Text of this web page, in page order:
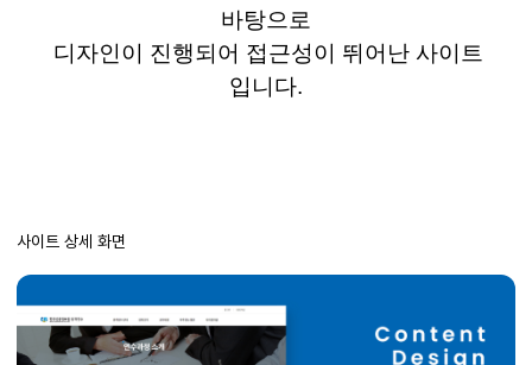
바탕으로
디자인이 진행되어 접근성이 뛰어난 사이트
입니다.
사이트 상세 화면